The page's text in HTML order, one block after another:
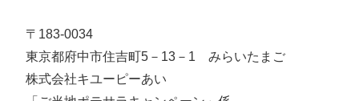
〒183-0034
東京都府中市住吉町5－13－1 みらいたまご
株式会社キユーピーあい